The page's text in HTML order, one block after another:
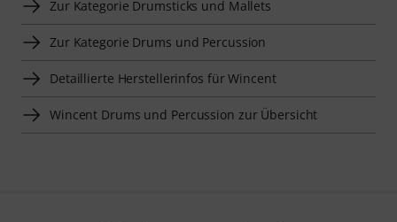
Zur Kategorie Drumsticks und Mallets
Zur Kategorie Drums und Percussion
Detaillierte Herstellerinfos für Wincent
Wincent Drums und Percussion zur Übersicht